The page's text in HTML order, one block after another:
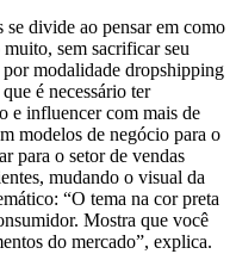
divide ao pensar em como
sem sacrificar seu
modalidade dropshipping
é necessário ter
e influencer com mais de
modelos de negócio para o
para o setor de vendas
mudando o visual da
“O tema na cor preta
Mostra que você
do mercado”, explica.